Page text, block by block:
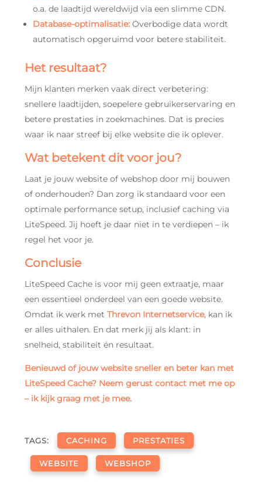
o.a. de laadtijd wereldwijd via een slimme CDN.
Database-optimalisatie: Overbodige data wordt
automatisch opgeruimd voor betere stabiliteit.
Het resultaat?
Mijn klanten merken vaak direct verbetering:
snellere laadtijden, soepelere gebruikerservaring en
betere prestaties in zoekmachines. Dat is precies
waar ik naar streef bij elke website die ik oplever.
Wat betekent dit voor jou?
Laat je jouw website of webshop door mij bouwen
of onderhouden? Dan zorg ik standaard voor een
optimale performance setup, inclusief caching via
LiteSpeed. Jij hoeft je daar niet in te verdiepen – ik
regel het voor je.
Conclusie
LiteSpeed Cache is voor mij geen extraatje, maar
een essentieel onderdeel van een goede website.
Omdat ik werk metThrevon Internetservice, kan ik
er alles uithalen. En dat merk jij als klant: in
snelheid, stabiliteit én resultaat.
Benieuwd of jouw website sneller en beter kan met
LiteSpeed Cache? Neem gerust contact met me op
– ik kijk graag met je mee.
TAGS: CACHING PRESTATIES
WEBSITE WEBSHOP